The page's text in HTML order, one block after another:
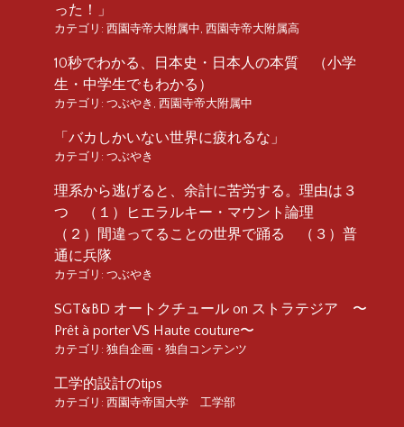
った！」
カテゴリ: 西園寺帝大附属中, 西園寺帝大附属高
10秒でわかる、日本史・日本人の本質 （小学
生・中学生でもわかる）
カテゴリ: つぶやき , 西園寺帝大附属中
「バカしかいない世界に疲れるな」
カテゴリ: つぶやき
理系から逃げると、余計に苦労する。理由は３
つ （１）ヒエラルキー・マウント論理
（２）間違ってることの世界で踊る （３）普
通に兵隊
カテゴリ: つぶやき
SGT&BD オートクチュール on ストラテジア 〜
Prêt à porter VS Haute couture〜
カテゴリ: 独自企画・独自コンテンツ
工学的設計のtips
カテゴリ: 西園寺帝国大学 工学部